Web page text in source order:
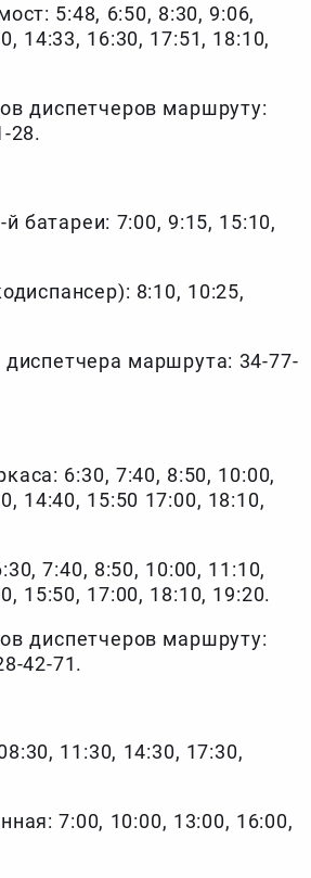
5:48, 6:50, 8:30, 9:06,
14:33, 16:30, 17:51, 18:10,
диспетчеров маршруту:
28.
батареи: 7:00, 9:15, 15:10,
8:10, 10:25,
маршрута: 34-77-
6:30, 7:40, 8:50, 10:00,
14:40, 15:50 17:00, 18:10,
7:40, 8:50, 10:00, 11:10,
15:50, 17:00, 18:10, 19:20.
диспетчеров маршруту:
42-71.
11:30, 14:30, 17:30,
7:00, 10:00, 13:00, 16:00,